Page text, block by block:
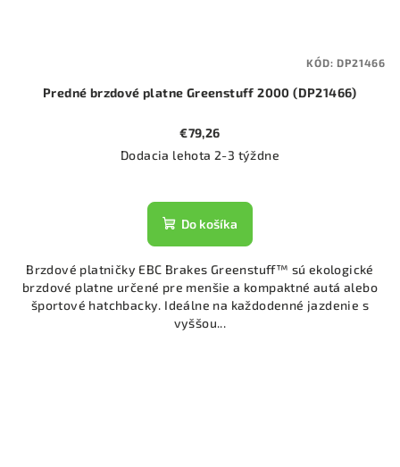
Predné brzdové platne Greenstuff 2000 (DP21466)
€79,26
Dodacia lehota 2-3 týždne
Do košíka
Brzdové platničky EBC Brakes Greenstuff™ sú ekologické
brzdové platne určené pre menšie a kompaktné autá alebo
športové hatchbacky. Ideálne na každodenné jazdenie s
vyššou...
KÓD:DP21466